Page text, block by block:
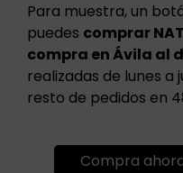
Para muestra, un
puedes comprar
compra en Ávila al
realizadas de lunes a
resto de pedidos en
Compra